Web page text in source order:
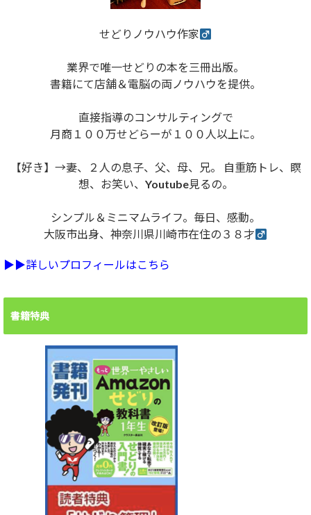
せどりノウハウ作家
業界で唯一せどりの本を三冊出版。
書籍にて店舗＆電脳の両ノウハウを提供。
直接指導のコンサルティングで
月商１００万せどらーが１００人以上に。
【好き】→妻、２人の息子、父、母、兄。 自重筋トレ、瞑
想、お笑い、Youtube見るの。
シンプル＆ミニマムライフ。毎日、感動。
大阪市出身、神奈川県川崎市在住の３８才
▶︎▶︎詳しいプロフィールはこちら
書籍特典